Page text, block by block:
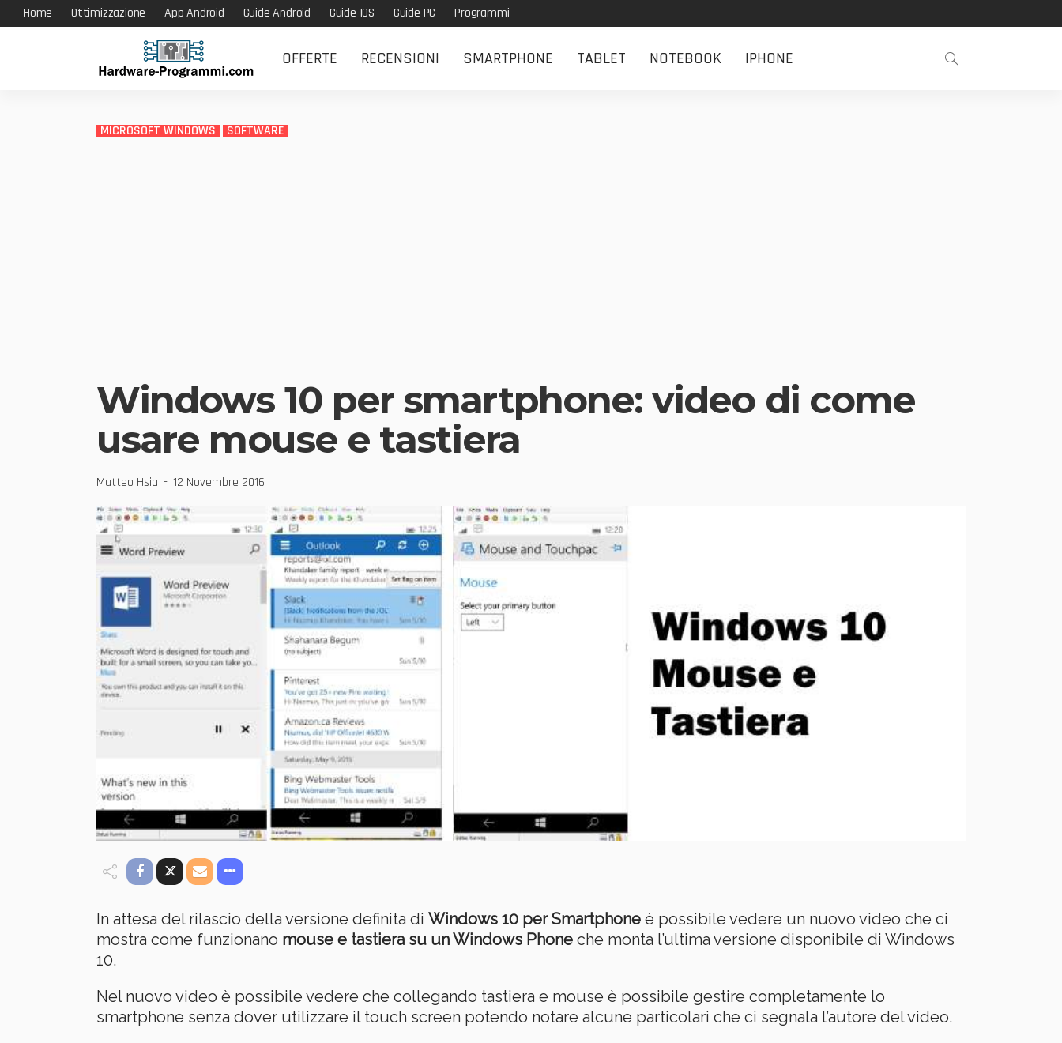
Home Ottimizzazione App Android Guide Android Guide IOS Guide PC Programmi
OFFERTE RECENSIONI SMARTPHONE TABLET NOTEBOOK IPHONE
MICROSOFT WINDOWS SOFTWARE
Windows 10 per smartphone: video di come
usare mouse e tastiera
Matteo Hsia 12 Novembre 2016
In attesa del rilascio della versione definita di Windows 10 per Smartphone è possibile vedere un nuovo video che ci
mostra come funzionano mouse e tastiera su un Windows Phone che monta l’ultima versione disponibile di Windows
10.
Nel nuovo video è possibile vedere che collegando tastiera e mouse è possibile gestire completamente lo
smartphone senza dover utilizzare il touch screen potendo notare alcune particolari che ci segnala l’autore del video.